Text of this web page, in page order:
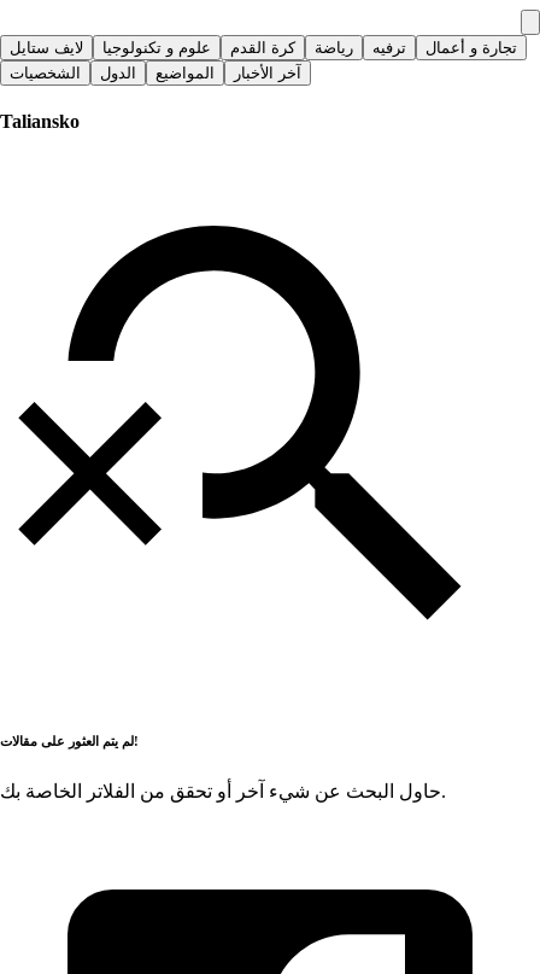
لايف ستايل علوم و تكنولوجيا كرة القدم رياضة ترفيه
تجارة و أعمال
الشخصيات
الدول المواضيع آخر الأخبار
Taliansko
لم يتم العثور على مقالات!
حاول البحث عن شيء آخر أو تحقق من الفلاتر الخاصة بك.